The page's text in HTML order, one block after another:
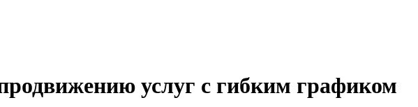
услуг с гибким графиком